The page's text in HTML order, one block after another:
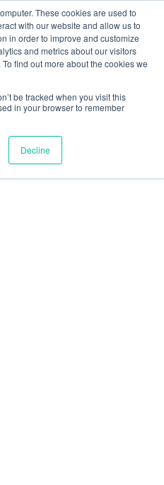
These cookies are used to
with our website and allow us to
in order to improve and customize
and metrics about our visitors
find out more about the cookies we
be tracked when you visit this
in your browser to remember
Decline
Y
o
u
t
u
I
n
s
t
a
a
m
E
n
v
e
l
e
+57